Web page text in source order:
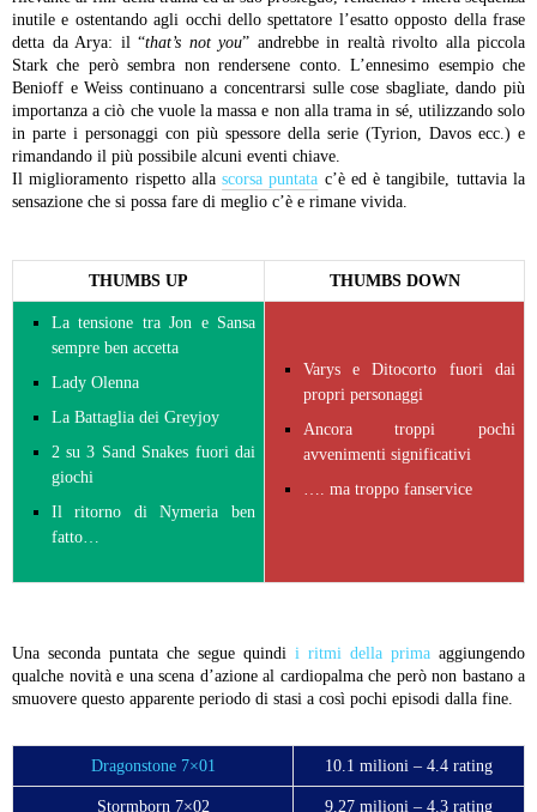
inutile e ostentando agli occhi dello spettatore l’esatto opposto della frase
detta da Arya: il “that’s not you” andrebbe in realtà rivolto alla piccola
Stark che però sembra non rendersene conto. L’ennesimo esempio che
Benioff e Weiss continuano a concentrarsi sulle cose sbagliate, dando più
importanza a ciò che vuole la massa e non alla trama in sé, utilizzando solo
in parte i personaggi con più spessore della serie (Tyrion, Davos ecc.) e
rimandando il più possibile alcuni eventi chiave.
Il miglioramento rispetto allascorsa puntata c’è ed è tangibile, tuttavia la
sensazione che si possa fare di meglio c’è e rimane vivida.
THUMBS UP THUMBS DOWN
La tensione tra Jon e Sansa
sempre ben accetta
Lady Olenna
La Battaglia dei Greyjoy
2 su 3 Sand Snakes fuori dai
giochi
Il ritorno di Nymeria ben
fatto…
Varys e Ditocorto fuori dai
propri personaggi
Ancora troppi pochi
avvenimenti significativi
…. ma troppo fanservice
Una seconda puntata che segue quindi i ritmi della prima aggiungendo
qualche novità e una scena d’azione al cardiopalma che però non bastano a
smuovere questo apparente periodo di stasi a così pochi episodi dalla fine.
Dragonstone 7×01 10.1 milioni – 4.4 rating
Stormborn 7×02 9.27 milioni – 4.3 rating